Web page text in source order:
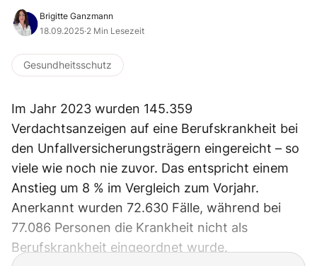
Brigitte Ganzmann
18.09.2025·2 Min Lesezeit
Gesundheitsschutz
Im Jahr 2023 wurden 145.359
Verdachtsanzeigen auf eine Berufskrankheit bei
den Unfallversicherungsträgern eingereicht – so
viele wie noch nie zuvor. Das entspricht einem
Anstieg um 8 % im Vergleich zum Vorjahr.
Anerkannt wurden 72.630 Fälle, während bei
77.086 Personen die Krankheit nicht als
Berufskrankheit eingeordnet wurde.